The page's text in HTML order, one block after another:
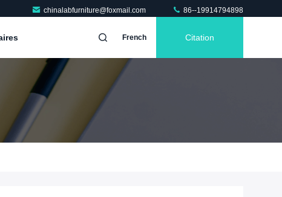
chinalabfurniture@foxmail.com 86--19914794898
French Citation